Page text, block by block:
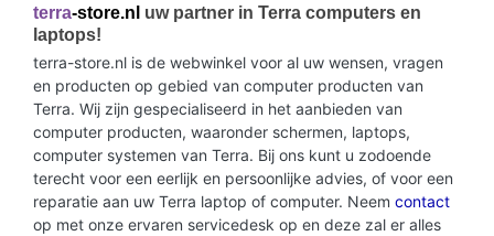
terra-store.nl uw partner in Terra computers en
laptops!
terra-store.nl is de webwinkel voor al uw wensen, vragen
en producten op gebied van computer producten van
Terra. Wij zijn gespecialiseerd in het aanbieden van
computer producten, waaronder schermen, laptops,
computer systemen van Terra. Bij ons kunt u zodoende
terecht voor een eerlijk en persoonlijke advies, of voor een
reparatie aan uw Terra laptop of computer. Neem contact
op met onze ervaren servicedesk op en deze zal er alles